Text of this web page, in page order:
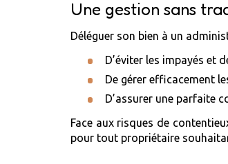
Une gestion sans
Déléguer son bien à un
D’éviter les impayés et
De gérer efficacement
D’assurer une parfaite
Face aux risques de
pour tout propriétaire